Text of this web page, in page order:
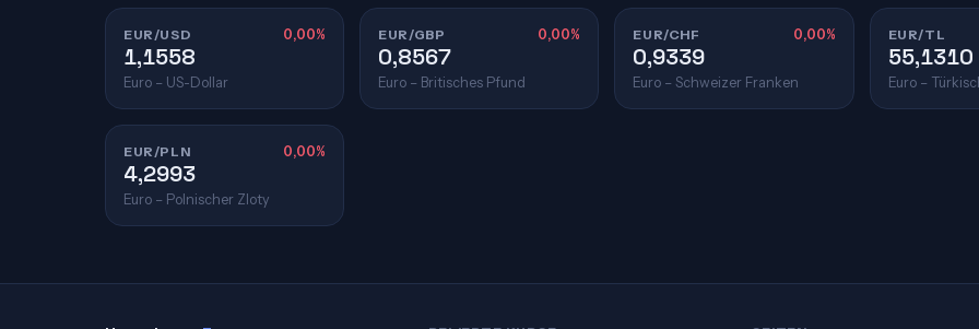
EUR/USD 0,00%
1,1558
Euro – US-Dollar
EUR/GBP 0,00%
0,8567
Euro – Britisches Pfund
EUR/CHF 0,00%
0,9339
Euro – Schweizer Franken
EUR/TL
55,1310
Euro –
EUR/PLN 0,00%
4,2993
Euro – Polnischer Zloty